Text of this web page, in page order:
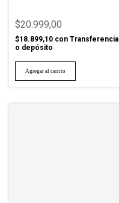
$20.999,00
$18.899,10 con Transferencia
o depósito